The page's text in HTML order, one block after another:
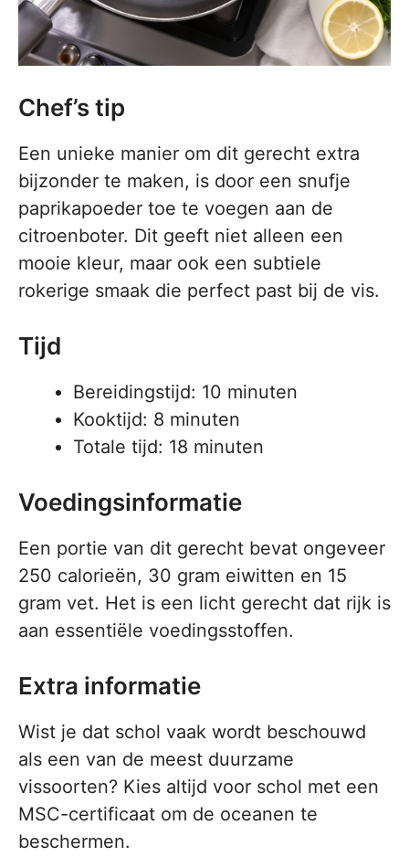
Chef’s tip
Een unieke manier om dit gerecht extra
bijzonder te maken, is door een snufje
paprikapoeder toe te voegen aan de
citroenboter. Dit geeft niet alleen een
mooie kleur, maar ook een subtiele
rokerige smaak die perfect past bij de vis.
Tijd
Bereidingstijd: 10 minuten
Kooktijd: 8 minuten
Totale tijd: 18 minuten
Voedingsinformatie
Een portie van dit gerecht bevat ongeveer
250 calorieën, 30 gram eiwitten en 15
gram vet. Het is een licht gerecht dat rijk is
aan essentiële voedingsstoffen.
Extra informatie
Wist je dat schol vaak wordt beschouwd
als een van de meest duurzame
vissoorten? Kies altijd voor schol met een
MSC-certificaat om de oceanen te
beschermen.